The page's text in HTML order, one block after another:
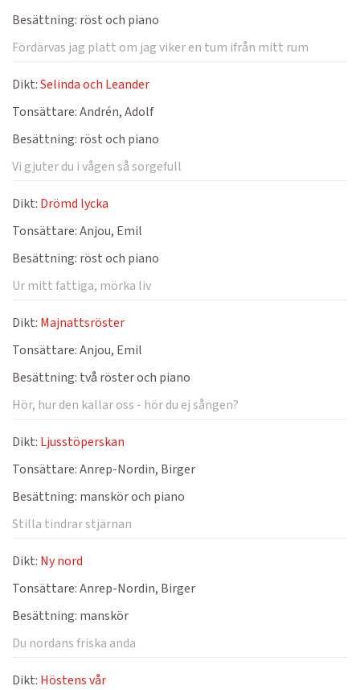
Besättning: röst och piano
Fördärvas jag platt om jag viker en tum ifrån mitt rum
Dikt:Selinda och Leander
Tonsättare:Andrén, Adolf
Besättning: röst och piano
Vi gjuter du i vågen så sorgefull
Dikt: Drömd lycka
Tonsättare:Anjou, Emil
Besättning: röst och piano
Ur mitt fattiga, mörka liv
Dikt: Majnattsröster
Tonsättare:Anjou, Emil
Besättning: två röster och piano
Hör, hur den kallar oss - hör du ej sången?
Dikt: Ljusstöperskan
Tonsättare:Anrep-Nordin, Birger
Besättning: manskör och piano
Stilla tindrar stjärnan
Dikt: Ny nord
Tonsättare:Anrep-Nordin, Birger
Besättning: manskör
Du nordans friska anda
Dikt: Höstens vår